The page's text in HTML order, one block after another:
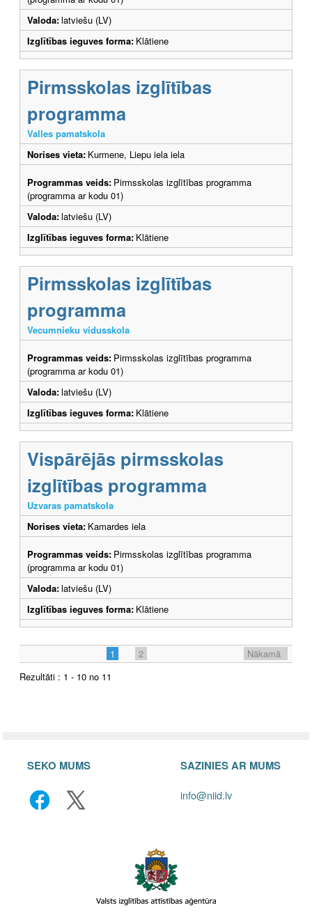
Valoda:latviešu (LV)
Izglītības ieguves forma: Klātiene
Pirmsskolas izglītības
programma
Valles pamatskola
Norises vieta: Kurmene, Liepu iela iela
Programmas veids: Pirmsskolas izglītības programma
(programma ar kodu 01)
Valoda:latviešu (LV)
Izglītības ieguves forma: Klātiene
Pirmsskolas izglītības
programma
Vecumnieku vidusskola
Programmas veids: Pirmsskolas izglītības programma
(programma ar kodu 01)
Valoda:latviešu (LV)
Izglītības ieguves forma: Klātiene
Vispārējās pirmsskolas
izglītības programma
Uzvaras pamatskola
Norises vieta: Kamardes iela
Programmas veids: Pirmsskolas izglītības programma
(programma ar kodu 01)
Valoda:latviešu (LV)
Izglītības ieguves forma: Klātiene
1 2
Nākamā
Rezultāti : 1 - 10 no 11
SEKO MUMS SAZINIES AR MUMS
info@niid.lv